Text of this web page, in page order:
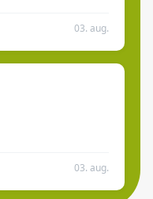
03. aug.
03. aug.